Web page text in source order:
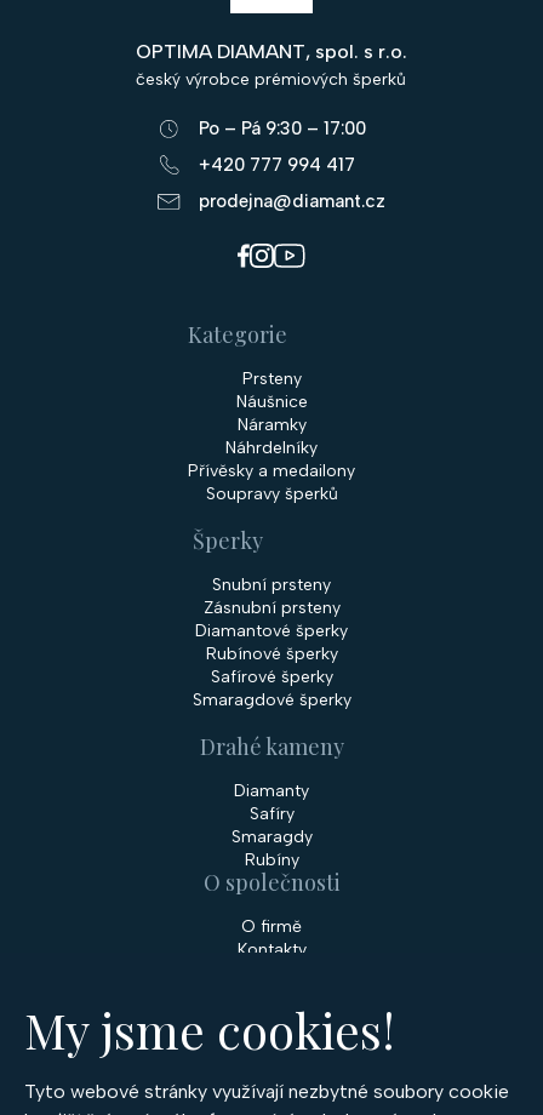
My jsme cookies!
Tyto webové stránky využívají nezbytné soubory cookie
OPTIMA DIAMANT, spol. s r.o.
český výrobce prémiových šperků
Po – Pá 9:30 – 17:00
+420 777 994 417
prodejna@diamant.cz
Kategorie
Prsteny
Náušnice
Náramky
Náhrdelníky
Přívěsky a medailony
Soupravy šperků
Šperky
Snubní prsteny
Zásnubní prsteny
Diamantové šperky
Rubínové šperky
Safírové šperky
Smaragdové šperky
Drahé kameny
Diamanty
Safíry
Smaragdy
Rubíny
O společnosti
O firmě
Kontakty
Služby
Zakázková výroba šperků
Nakupování